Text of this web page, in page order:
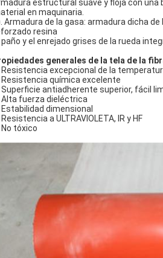
estructural suave y floja con una
en maquinaria.
Armadura de la gasa: armadura dicha
resina
paño y el enrejado grises de la rueda
generales de la tela de la
Resistencia excepcional de la
Resistencia química excelente
Superficie antiadherente superior, fácil
Alta fuerza dieléctrica
Estabilidad dimensional
Resistencia a ULTRAVIOLETA, IR y HF
No tóxico